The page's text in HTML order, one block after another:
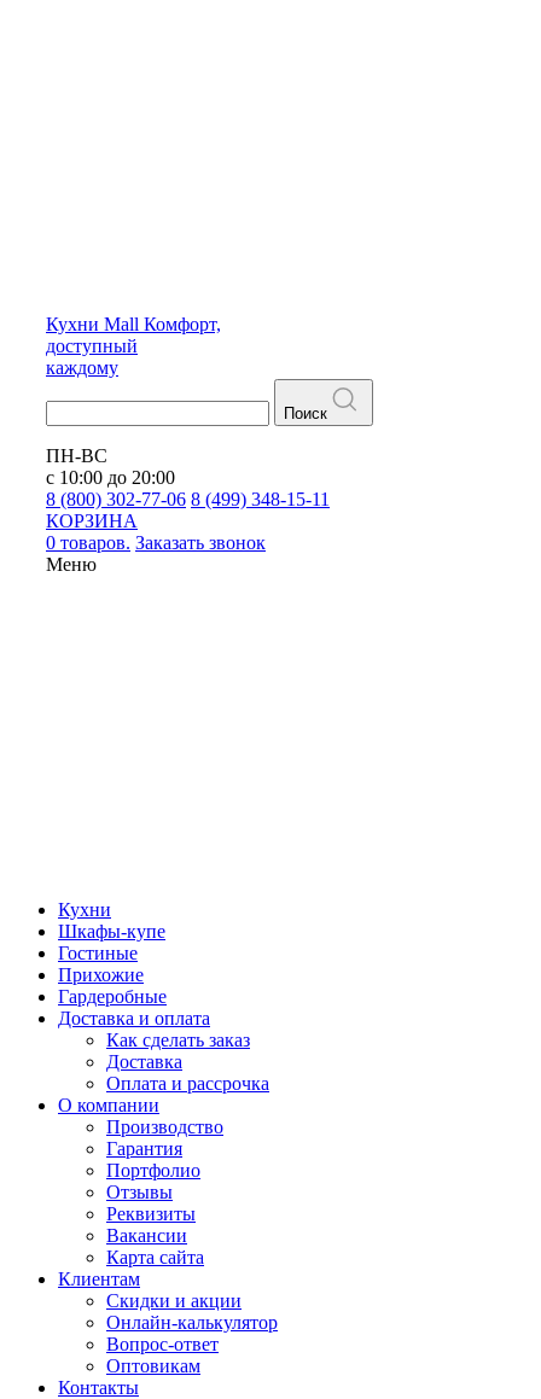
Кухни Mall Комфорт,
доступный
каждому
Поиск
ПН-ВС
с 10:00 до 20:00
8 (800) 302-77-06 8 (499) 348-15-11
КОРЗИНА
0 товаров. Заказать звонок
Меню
Кухни
Шкафы-купе
Гостиные
Прихожие
Гардеробные
Доставка и оплата
Как сделать заказ
Доставка
Оплата и рассрочка
О компании
Производство
Гарантия
Портфолио
Отзывы
Реквизиты
Вакансии
Карта сайта
Клиентам
Скидки и акции
Онлайн-калькулятор
Вопрос-ответ
Оптовикам
Контакты